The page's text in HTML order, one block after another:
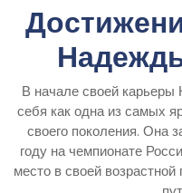
В начале своей
себя как одна из самых
своего поколения. Она
году на чемпионате
место в своей